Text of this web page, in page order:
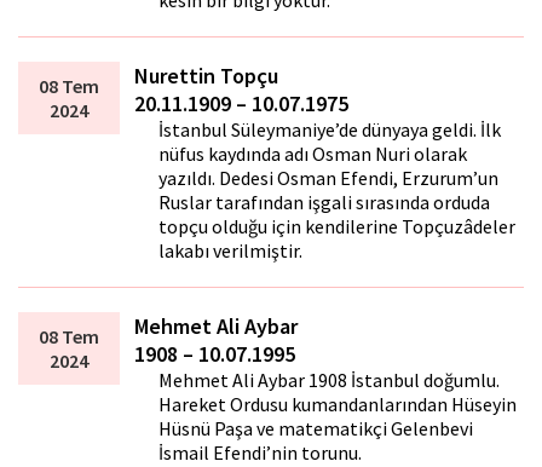
08 Tem
2024
Nurettin Topçu
20.11.1909 – 10.07.1975
İstanbul Süleymaniye’de dünyaya geldi. İlk
nüfus kaydında adı Osman Nuri olarak
yazıldı. Dedesi Osman Efendi, Erzurum’un
Ruslar tarafından işgali sırasında orduda
topçu olduğu için kendilerine Topçuzâdeler
lakabı verilmiştir.
08 Tem
2024
Mehmet Ali Aybar
1908 – 10.07.1995
Mehmet Ali Aybar 1908 İstanbul doğumlu.
Hareket Ordusu kumandanlarından Hüseyin
Hüsnü Paşa ve matematikçi Gelenbevi
İsmail Efendi’nin torunu.